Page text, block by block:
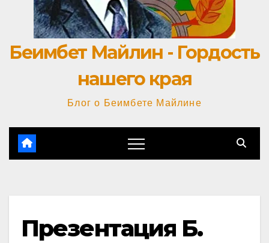
Беимбет Майлин - Гордость
нашего края
Блог о Беимбете Майлине
Презентация Б.